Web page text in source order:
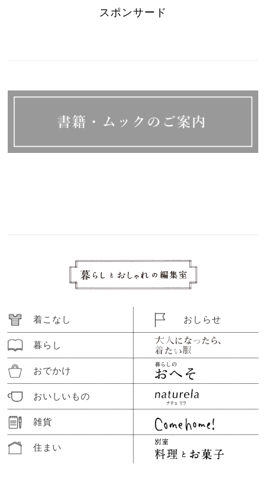
スポンサード
着こなし
暮らし
おでかけ
おいしいもの
雑貨
住まい
おしらせ